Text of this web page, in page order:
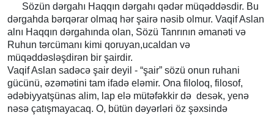
Sözün dərgahı Haqqın dərgahı qədər müqəddəsdir. Bu
dərgahda bərqərar olmaq hər şairə nəsib olmur. Vaqif Aslan
alnı Haqqın dərgahında olan, Sözü Tanrının əmanəti və
Ruhun tərcümanı kimi qoruyan,ucaldan və
müqəddəsləşdirən bir şairdir.
Vaqif Aslan sadəcə şair deyil - “şair” sözü onun ruhani
gücünü, əzəmətini tam ifadə eləmir. Ona filoloq, filosof,
ədəbiyyatşünas alim, lap elə mütəfəkkir də desək, yenə
nəsə çatışmayacaq. O, bütün dəyərləri öz şəxsində